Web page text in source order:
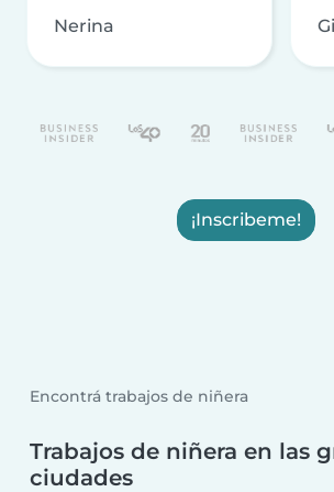
Nerina
¡Inscribeme!
Encontrá trabajos de niñera
Trabajos de niñera en las
ciudades